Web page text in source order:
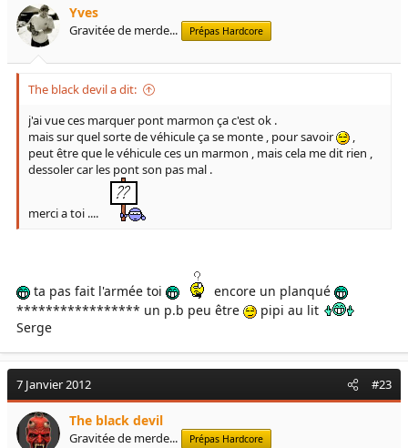
Yves
Gravitée de merde... Prépas Hardcore
The black devil a dit:
j'ai vue ces marquer pont marmon ça c'est ok .
mais sur quel sorte de véhicule ça se monte , pour savoir
,
peut être que le véhicule ces un marmon , mais cela me dit rien ,
dessoler car les pont son pas mal .
merci a toi ....
ta pas fait l'armée toi
encore un planqué
***************** un p.b peu être
pipi au lit
Serge
7 Janvier 2012 #23
The black devil
Gravitée de merde... Prépas Hardcore